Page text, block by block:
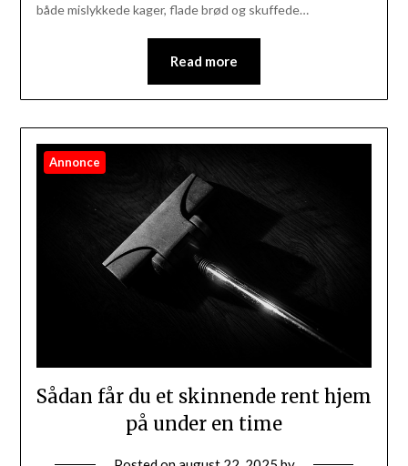
både mislykkede kager, flade brød og skuffede…
Read more
Annonce
Sådan får du et skinnende rent hjem
på under en time